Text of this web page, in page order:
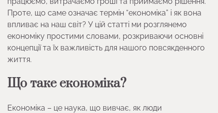
Проте, що саме означає термін “економіка” і як вона
впливає на наш світ? У цій статті ми розглянемо
економіку простими словами, розкриваючи основні
концепції та їх важливість для нашого повсякденного
життя.
Що таке економіка?
Економіка – це наука, що вивчає, як люди